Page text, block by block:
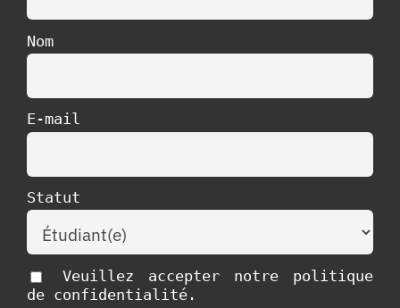
Nom
E-mail
Statut
Veuillez accepter notre politique
de confidentialité.